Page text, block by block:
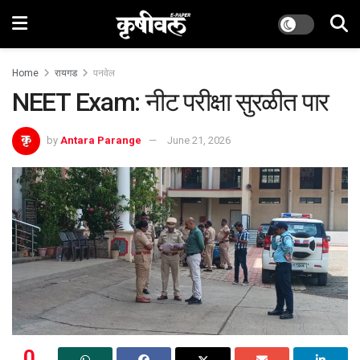
Home रायगड पनवेल
NEET Exam: नीट परीक्षा सुरळीत पार
by Antara Parange June 21, 2026